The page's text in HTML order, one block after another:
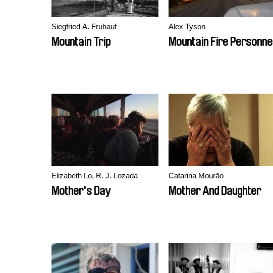
Siegfried A. Fruhauf
Mountain Trip
Alex Tyson
Mountain Fire Personnel
Elizabeth Lo, R. J. Lozada
Mother's Day
Catarina Mourão
Mother And Daughter